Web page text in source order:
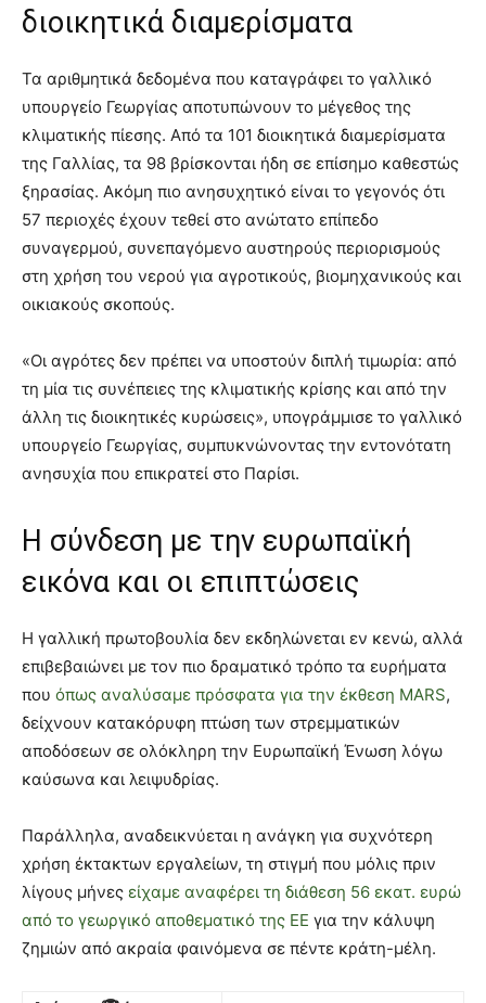
διοικητικά διαμερίσματα
Τα αριθμητικά δεδομένα που καταγράφει το γαλλικό
υπουργείο Γεωργίας αποτυπώνουν το μέγεθος της
κλιματικής πίεσης. Από τα 101 διοικητικά διαμερίσματα
της Γαλλίας, τα 98 βρίσκονται ήδη σε επίσημο καθεστώς
ξηρασίας. Ακόμη πιο ανησυχητικό είναι το γεγονός ότι
57 περιοχές έχουν τεθεί στο ανώτατο επίπεδο
συναγερμού, συνεπαγόμενο αυστηρούς περιορισμούς
στη χρήση του νερού για αγροτικούς, βιομηχανικούς και
οικιακούς σκοπούς.
«Οι αγρότες δεν πρέπει να υποστούν διπλή τιμωρία: από
τη μία τις συνέπειες της κλιματικής κρίσης και από την
άλλη τις διοικητικές κυρώσεις», υπογράμμισε το γαλλικό
υπουργείο Γεωργίας, συμπυκνώνοντας την εντονότατη
ανησυχία που επικρατεί στο Παρίσι.
Η σύνδεση με την ευρωπαϊκή
εικόνα και οι επιπτώσεις
Η γαλλική πρωτοβουλία δεν εκδηλώνεται εν κενώ, αλλά
επιβεβαιώνει με τον πιο δραματικό τρόπο τα ευρήματα
που όπως αναλύσαμε πρόσφατα για την έκθεση MARS,
δείχνουν κατακόρυφη πτώση των στρεμματικών
αποδόσεων σε ολόκληρη την Ευρωπαϊκή Ένωση λόγω
καύσωνα και λειψυδρίας.
Παράλληλα, αναδεικνύεται η ανάγκη για συχνότερη
χρήση έκτακτων εργαλείων, τη στιγμή που μόλις πριν
λίγους μήνες είχαμε αναφέρει τη διάθεση 56 εκατ. ευρώ
από το γεωργικό αποθεματικό της ΕΕ για την κάλυψη
ζημιών από ακραία φαινόμενα σε πέντε κράτη-μέλη.